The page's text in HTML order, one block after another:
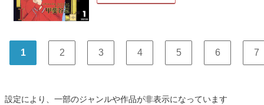
1 2 3 4 5 6 7
設定により、一部のジャンルや作品が非表示になっています